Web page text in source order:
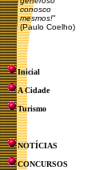
conosco
mesmos!"
(Paulo Coelho)
Inicial
A Cidade
Turismo
NOTÍCIAS
CONCURSOS